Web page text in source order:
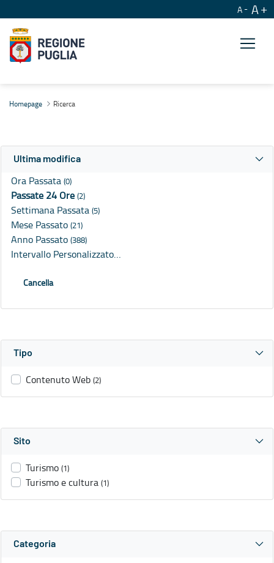
A A
Homepage Ricerca
Ultima modifica
Ora Passata (0)
Passate 24 Ore (2)
Settimana Passata (5)
Mese Passato (21)
Anno Passato (388)
Intervallo Personalizzato…
Cancella
Tipo
Contenuto Web (2)
Sito
Turismo (1)
Turismo e cultura (1)
Categoria